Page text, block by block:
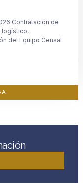
Contratación de
logístico,
del Equipo Censal